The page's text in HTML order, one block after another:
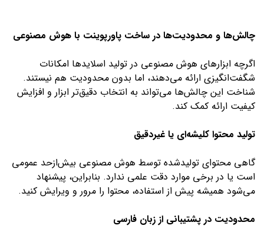
چالش‌ها و محدودیت‌ها در ساخت پاورپوینت با هوش مصنوعی
اگرچه ابزارهای هوش مصنوعی در تولید اسلایدها امکانات
شگفت‌انگیزی ارائه می‌دهند، اما بدون محدودیت هم نیستند.
شناخت این چالش‌ها می‌تواند به انتخاب دقیق‌تر ابزار و افزایش
کیفیت ارائه کمک کند.
تولید محتوا کلیشه‌ای یا غیردقیق
گاهی محتوای تولیدشده توسط هوش مصنوعی بیش‌ازحد عمومی
است یا در برخی موارد دقت علمی ندارد. بنابراین، پیشنهاد
می‌شود همیشه پیش از استفاده، محتوا را مرور و ویرایش کنید.
محدودیت در پشتیبانی از زبان فارسی